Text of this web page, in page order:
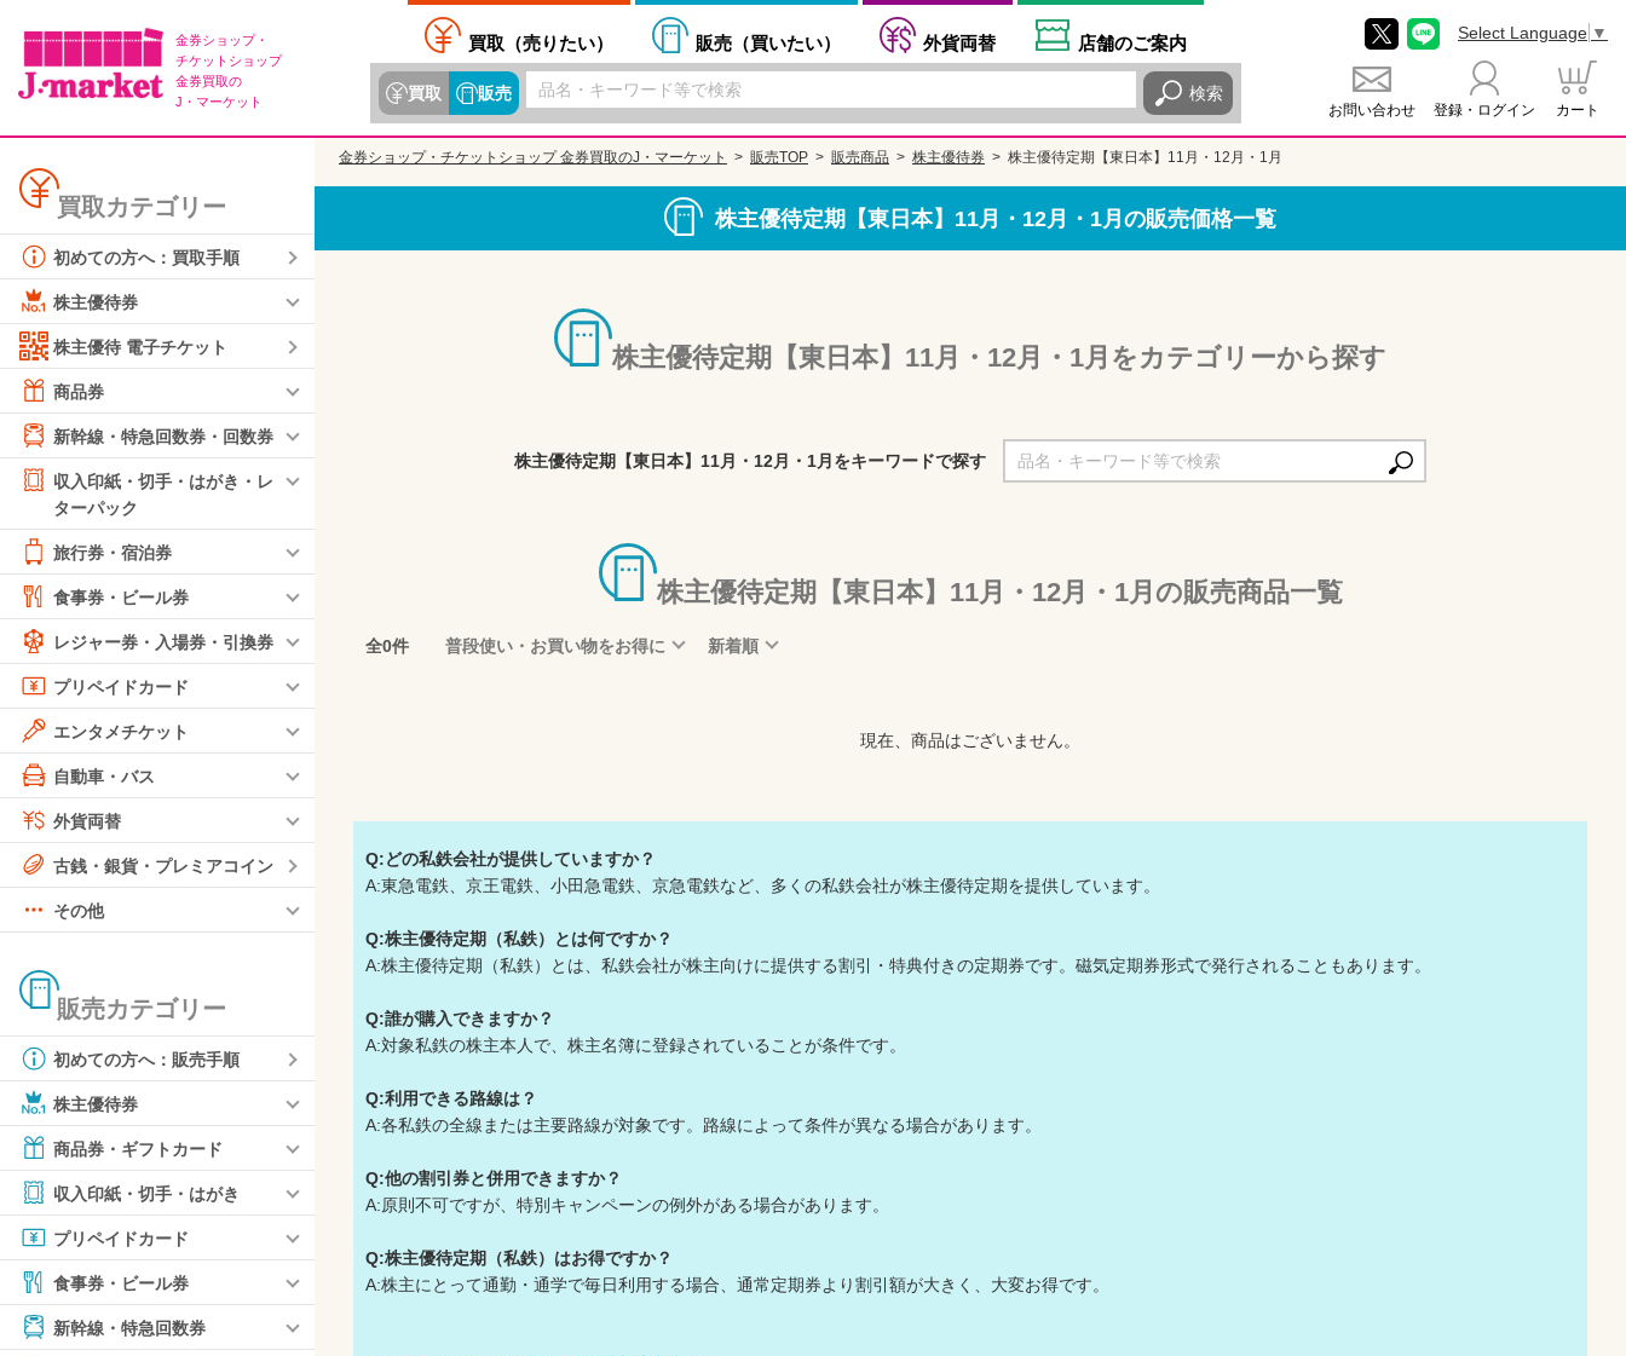
金券ショップ・
チケットショップ
金券買取の
J・マーケット
買取（売りたい） 販売（買いたい） 外貨両替 店舗のご案内
買取 販売 検索
お問い合わせ 登録・ログイン カート
Select Language ▼
買取カテゴリー
初めての方へ：買取手順
株主優待券
株主優待 電子チケット
商品券
新幹線・特急回数券・回数券
収入印紙・切手・はがき・レ
ターパック
旅行券・宿泊券
食事券・ビール券
レジャー券・入場券・引換券
プリペイドカード
エンタメチケット
自動車・バス
外貨両替
古銭・銀貨・プレミアコイン
その他
販売カテゴリー
初めての方へ：販売手順
株主優待券
商品券・ギフトカード
収入印紙・切手・はがき
プリペイドカード
食事券・ビール券
新幹線・特急回数券
金券ショップ・チケットショップ 金券買取のJ・マーケット 販売TOP 販売商品 株主優待券 株主優待定期【東日本】11月・12月・1月
株主優待定期【東日本】11月・12月・1月の販売価格一覧
株主優待定期【東日本】11月・12月・1月をカテゴリーから探す
株主優待定期【東日本】11月・12月・1月をキーワードで探す
株主優待定期【東日本】11月・12月・1月の販売商品一覧
全0件 普段使い・お買い物をお得に 新着順
現在、商品はございません。
Q:どの私鉄会社が提供していますか？
A:東急電鉄、京王電鉄、小田急電鉄、京急電鉄など、多くの私鉄会社が株主優待定期を提供しています。
Q:株主優待定期（私鉄）とは何ですか？
A:株主優待定期（私鉄）とは、私鉄会社が株主向けに提供する割引・特典付きの定期券です。磁気定期券形式で発行されることもあります。
Q:誰が購入できますか？
A:対象私鉄の株主本人で、株主名簿に登録されていることが条件です。
Q:利用できる路線は？
A:各私鉄の全線または主要路線が対象です。路線によって条件が異なる場合があります。
Q:他の割引券と併用できますか？
A:原則不可ですが、特別キャンペーンの例外がある場合があります。
Q:株主優待定期（私鉄）はお得ですか？
A:株主にとって通勤・通学で毎日利用する場合、通常定期券より割引額が大きく、大変お得です。